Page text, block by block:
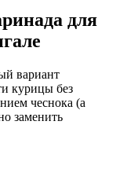
для
вариант
курицы без
чеснока (а
заменить